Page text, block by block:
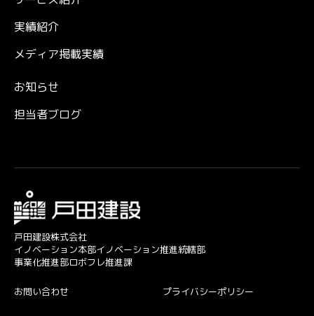
実績紹介
メディア掲載実績
お知らせ
担当者ブログ
戸田建設株式会社
イノベーション本部イノベーション推進統轄部
事業化推進部ロボフレ推進課
お問い合わせ プライバシーポリシー